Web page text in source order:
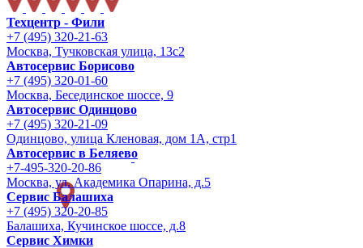
Техцентр - Фили
+7 (495) 320-21-63
Москва, Тучковская улица, 13с2
Автосервис Борисово
+7 (495) 320-01-60
Москва, Бесединское шоссе, 9
Автосервис Одинцово
+7 (495) 320-21-09
Одинцово, улица Кленовая, дом 1А, стр1
Автосервис в Беляево
+7-495-320-20-86
Москва, ул. Академика Опарина, д.5
Сервис Балашиха
+7 (495) 320-20-85
Балашиха, Кучинское шоссе, д.8
Сервис Химки